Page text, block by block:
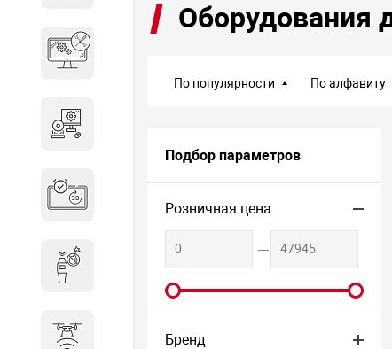
Комплектующие для
Система бронирования
переговорных
Досмотровое оборудование
Защита от БПЛА
Оборудования
По популярности По алфавиту
Подбор параметров
Розничная цена
Бренд